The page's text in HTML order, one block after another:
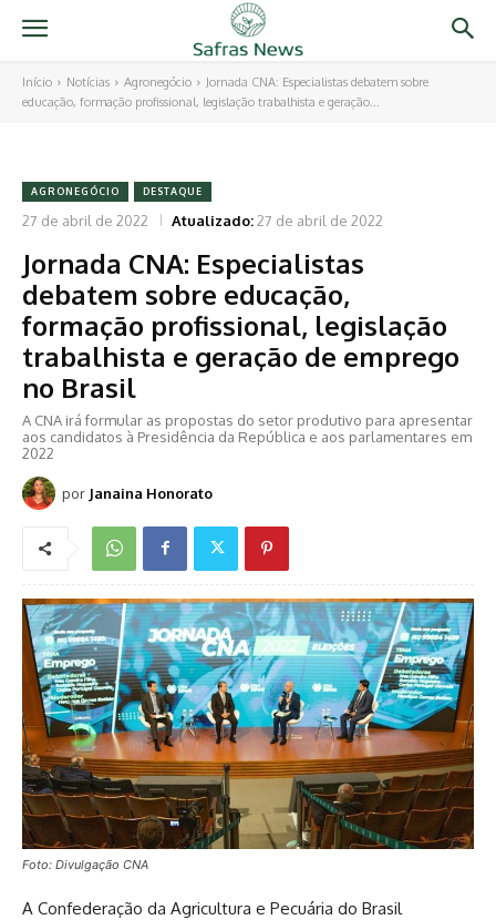
Início Notícias Agronegócio
Jornada CNA: Especialistas debatem sobre
educação, formação profissional, legislação trabalhista e geração...
AGRONEGÓCIO DESTAQUE
27 de abril de 2022 Atualizado:27 de abril de 2022
Jornada CNA: Especialistas
debatem sobre educação,
formação profissional, legislação
trabalhista e geração de emprego
no Brasil
A CNA irá formular as propostas do setor produtivo para apresentar
aos candidatos à Presidência da República e aos parlamentares em
2022
por Janaina Honorato
Foto: Divulgação CNA
A Confederação da Agricultura e Pecuária do Brasil